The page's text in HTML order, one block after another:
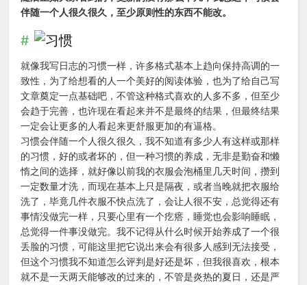
伴随一个人很久很久，至少原则性的东西不能改。
就像我写日志的习惯一样，许多格式基本上趋向保持高调的一
致性，为了给想看的人一个美好的阅读体验，也为了给自己写
文章奠定一点基础吧，不管这种格式喜欢的人多不多，但至少
会趋于完善，也许现在看起来并不是最终的结果，但最终结果
一定会让更多的人看起来更舒服更加的有逼格。
习惯会伴随一个人很久很久，我不知道有多少人有这样或那样
的习惯，好的或者坏的，但一种习惯的养成，无非是勤奋和懒
惰之间的选择，就好像以前我的衣服会泡桶里几天时间，攒到
一定数量才洗，而现在基本上只是隔夜，或者当晚就把衣服给
洗了，毕竟几件衣服不快点洗了，会让人很不安，总觉得还有
事情没做完一样，只要心里有一个疙瘩，睡觉也会影响睡眠，
总觉得一件事没做完。我不记得从什么时候开始养成了一个很
丢脸的习惯，可能这里把它说出来会有很多人感到无法接受，
但这个习惯我不知道怎么评判是好还是坏，但我很喜欢，根本
就不是一天两天能够改的过来的，不管是炎热的夏日，还是严